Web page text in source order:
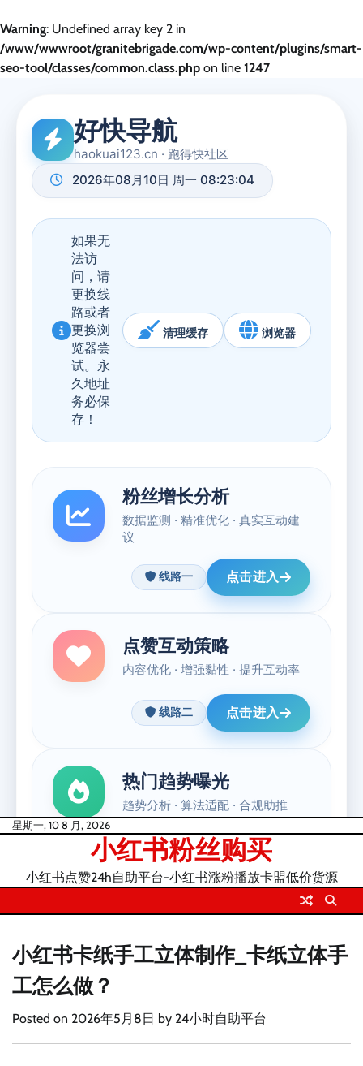
Warning: Undefined array key 2 in
/www/wwwroot/granitebrigade.com/wp-content/plugins/smart-
seo-tool/classes/common.class.php on line 1247
Skip星期一, 10 8 月, 2026
小红书粉丝购买
小红书点赞24h自助平台-小红书涨粉播放卡盟低价货源
小红书卡纸手工立体制作_卡纸立体手
工怎么做？
Posted on 2026年5月8日 by 24小时自助平台